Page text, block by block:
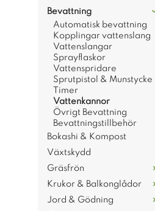
Bevattning
Automatisk bevattning
Kopplingar vattenslang
Vattenslangar
Sprayflaskor
Vattenspridare
Sprutpistol & Munstycke
Timer
Vattenkannor
Övrigt Bevattning
Bevattningstillbehör
Bokashi & Kompost
Växtskydd
Gräsfrön
Krukor & Balkonglådor
Jord & Gödning